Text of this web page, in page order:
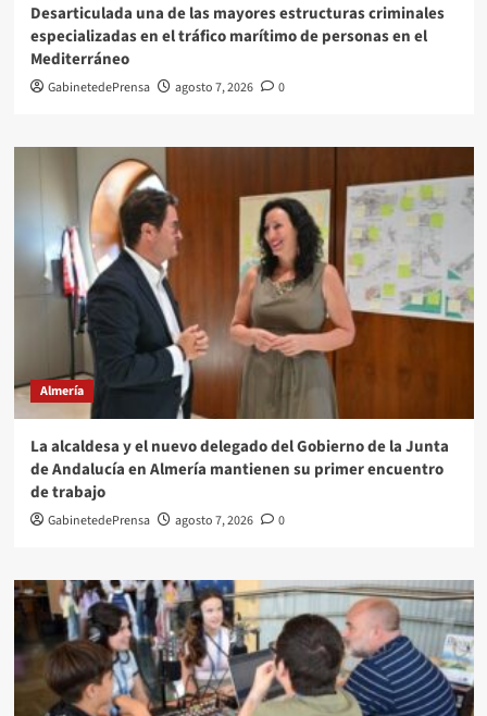
Desarticulada una de las mayores estructuras criminales
especializadas en el tráfico marítimo de personas en el
Mediterráneo
GabinetedePrensa agosto 7, 2026 0
Almería
La alcaldesa y el nuevo delegado del Gobierno de la Junta
de Andalucía en Almería mantienen su primer encuentro
de trabajo
GabinetedePrensa agosto 7, 2026 0